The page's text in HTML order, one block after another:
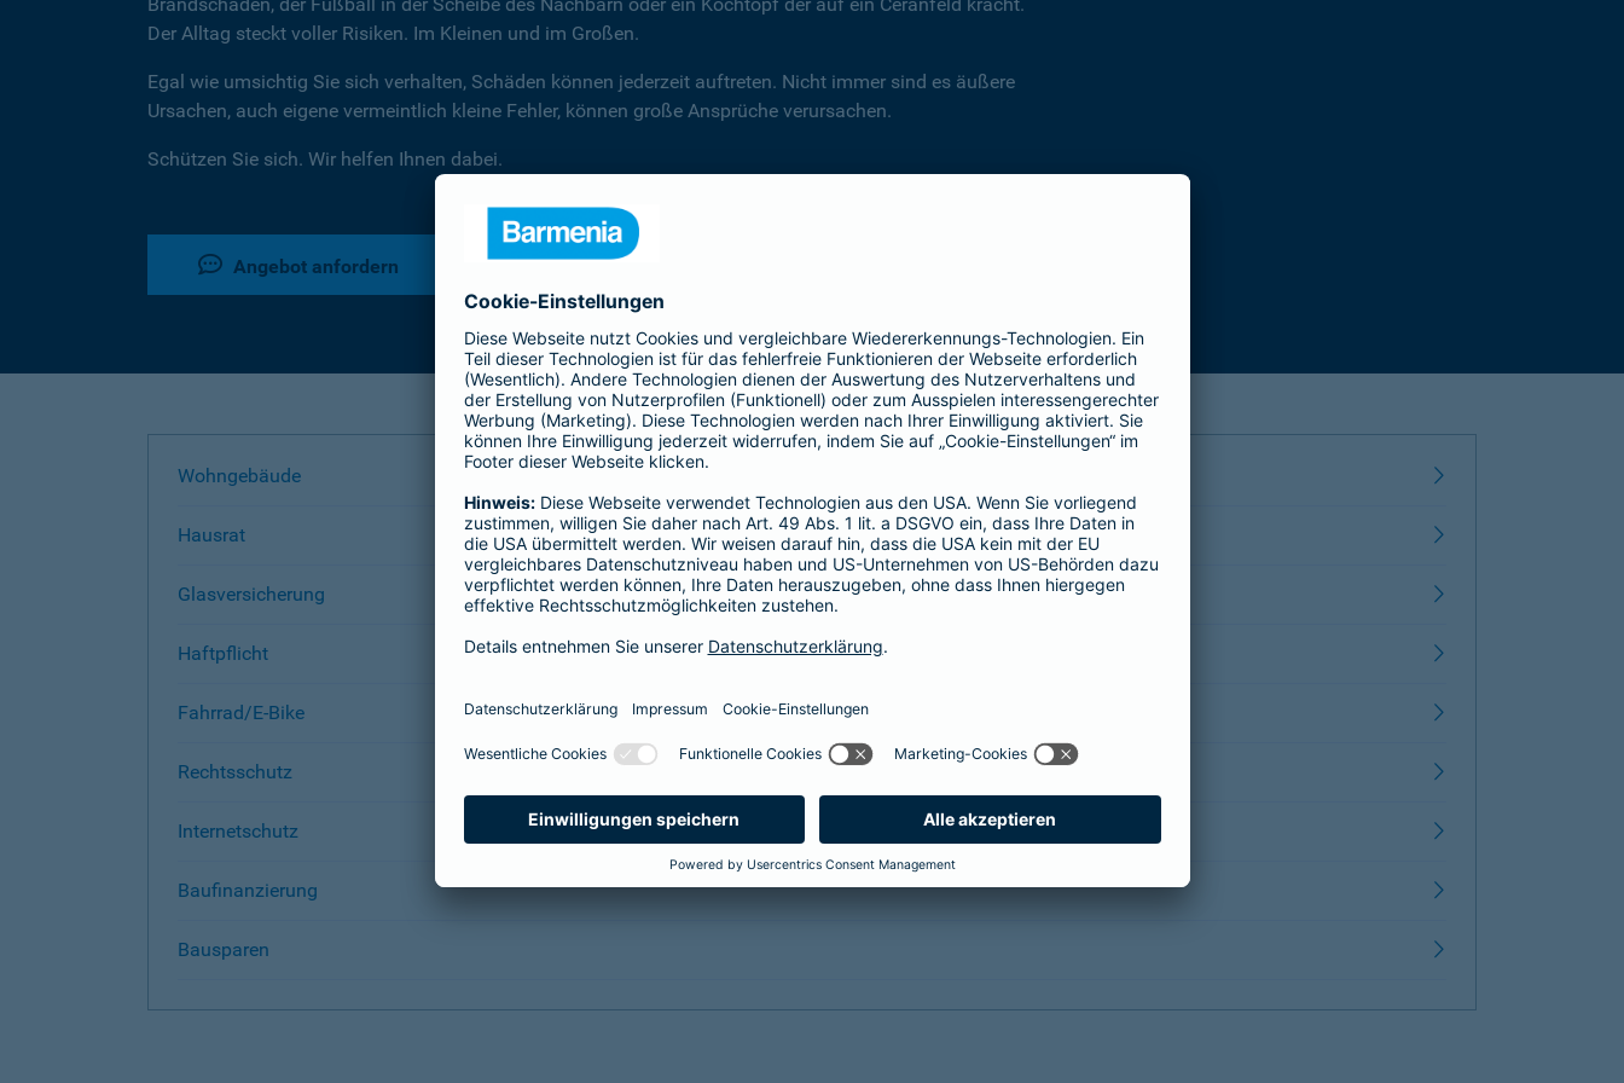
Der Alltag steckt voller Risiken. Im Kleinen und im Großen.
Egal wie umsichtig Sie sich verhalten, Schäden können jederzeit auftreten. Nicht immer sind es äußere
Ursachen, auch eigene vermeintlich kleine Fehler, können große Ansprüche verursachen.
Schützen Sie sich. Wir helfen Ihnen dabei.
Angebot anfordern
Wohngebäude
Hausrat
Glasversicherung
Haftpflicht
Fahrrad/E-Bike
Rechtsschutz
Internetschutz
Baufinanzierung
Bausparen